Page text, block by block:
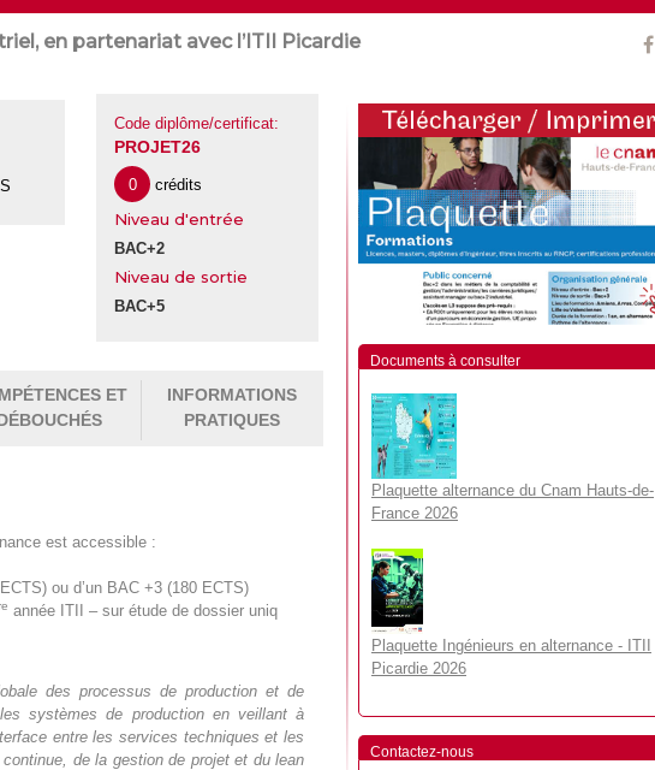
en partenariat avec l’ITII Picardie
Code diplôme/certificat:
PROJET26
0 crédits
Niveau d'entrée
BAC+2
Niveau de sortie
BAC+5
ET
INFORMATIONS
PRATIQUES
est accessible :
ou d’un BAC +3 (180 ECTS)
année ITII – sur étude de dossier uniq
des processus de production et de
systèmes de production en veillant à
entre les services techniques et les
de la gestion de projet et du lean
Documents à consulter
Plaquette alternance du Cnam Hauts-de-
France 2026
Plaquette Ingénieurs en alternance - ITII
Picardie 2026
Contactez-nous